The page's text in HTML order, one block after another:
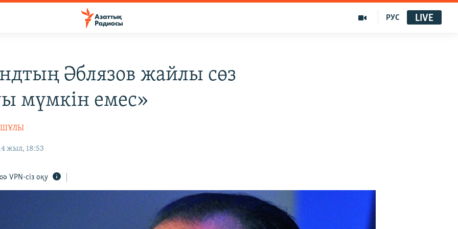
РУС LIVE
Әблязов жайлы сөз
мүмкін емес»
жыл, 18:53
VPN-сіз оқу